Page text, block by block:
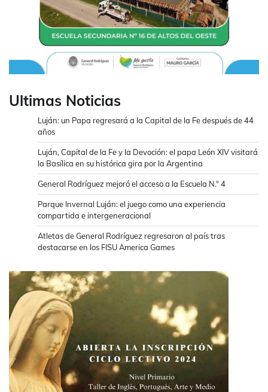
Ultimas Noticias
Luján: un Papa regresará a la Capital de la Fe después de 44
años
Luján, Capital de la Fe y la Devoción: el papa León XIV visitará
la Basílica en su histórica gira por la Argentina
General Rodríguez mejoró el acceso a la Escuela N.° 4
Parque Invernal Luján: el juego como una experiencia
compartida e intergeneracional
Atletas de General Rodríguez regresaron al país tras
destacarse en los FISU America Games